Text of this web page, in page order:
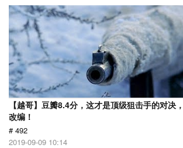
【越哥】豆瓣8.4分，这才是顶级狙击手的对决
改编！
# 492
2019-09-09 10:14